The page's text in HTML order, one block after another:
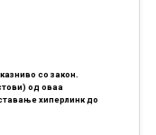
со закон.
од оваа
хиперлинк до